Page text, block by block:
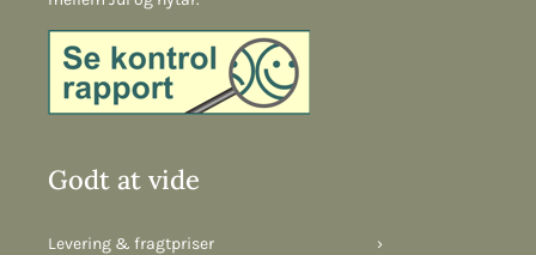
Godt at vide
Levering & fragtpriser ›